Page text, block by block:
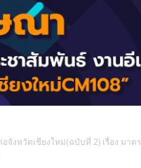
จังหวัดเชียงใหม่(ฉบับที่ 2) เรื่อง มา